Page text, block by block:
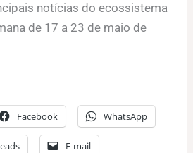
notícias do ecossistema
de 17 a 23 de maio de
Facebook WhatsApp
E-mail